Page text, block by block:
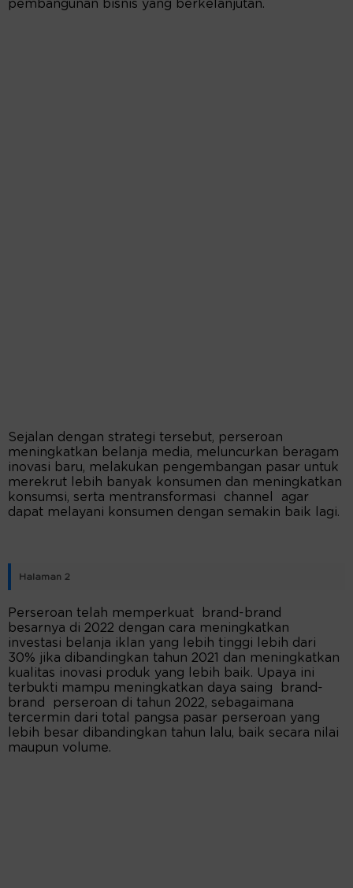
pembangunan bisnis yang berkelanjutan.
Sejalan dengan strategi tersebut, perseroan
meningkatkan belanja media, meluncurkan beragam
inovasi baru, melakukan pengembangan pasar untuk
merekrut lebih banyak konsumen dan meningkatkan
konsumsi, serta mentransformasi channel agar
dapat melayani konsumen dengan semakin baik lagi.
Halaman 2
Perseroan telah memperkuat brand-brand
besarnya di 2022 dengan cara meningkatkan
investasi belanja iklan yang lebih tinggi lebih dari
30% jika dibandingkan tahun 2021 dan meningkatkan
kualitas inovasi produk yang lebih baik. Upaya ini
terbukti mampu meningkatkan daya saing brand-
brand perseroan di tahun 2022, sebagaimana
tercermin dari total pangsa pasar perseroan yang
lebih besar dibandingkan tahun lalu, baik secara nilai
maupun volume.